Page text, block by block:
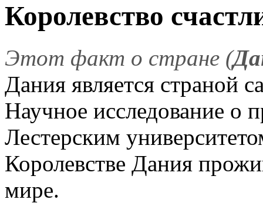
Королевство
Этот факт о стране (
Дания является страной
Научное исследование о
Лестерским
Королевстве Дания
мире.